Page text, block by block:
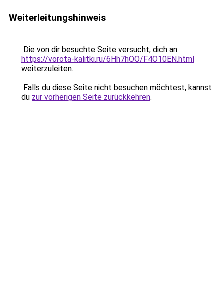
Weiterleitungshinweis
Die von dir besuchte Seite versucht, dich an
https://vorota-kalitki.ru/6Hh7hOO/F4O10EN.html
weiterzuleiten.
Falls du diese Seite nicht besuchen möchtest, kannst
du zur vorherigen Seite zurückkehren.